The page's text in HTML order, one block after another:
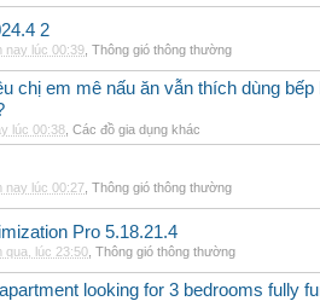
2
nay lúc 00:39 Thông gió thông thường
chị em mê nấu ăn vẫn thích dùng bếp
lúc 00:38 Các đồ gia dụng khác
nay lúc 00:27 Thông gió thông thường
Pro 5.18.21.4
qua, lúc 23:50 Thông gió thông thường
looking for 3 bedrooms fully